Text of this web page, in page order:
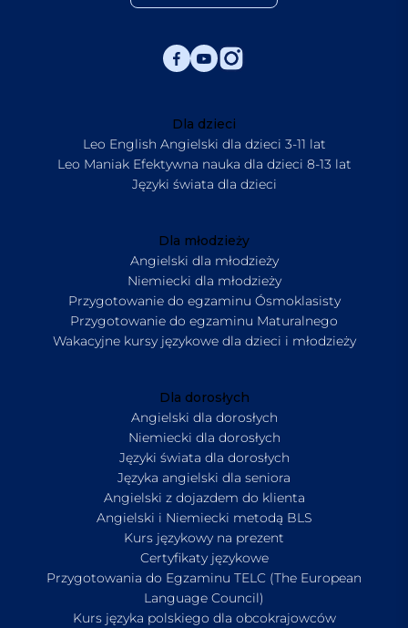
Dla dzieci
Leo English Angielski dla dzieci 3-11 lat
Leo Maniak Efektywna nauka dla dzieci 8-13 lat
Języki świata dla dzieci
Dla młodzieży
Angielski dla młodzieży
Niemiecki dla młodzieży
Przygotowanie do egzaminu Ósmoklasisty
Przygotowanie do egzaminu Maturalnego
Wakacyjne kursy językowe dla dzieci i młodzieży
Dla dorosłych
Angielski dla dorosłych
Niemiecki dla dorosłych
Języki świata dla dorosłych
Języka angielski dla seniora
Angielski z dojazdem do klienta
Angielski i Niemiecki metodą BLS
Kurs językowy na prezent
Certyfikaty językowe
Przygotowania do Egzaminu TELC (The European
Language Council)
Kurs języka polskiego dla obcokrajowców